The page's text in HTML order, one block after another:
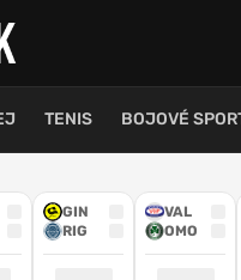
TENIS BOJOVÉ
GIN
RIG
VAL
OMO